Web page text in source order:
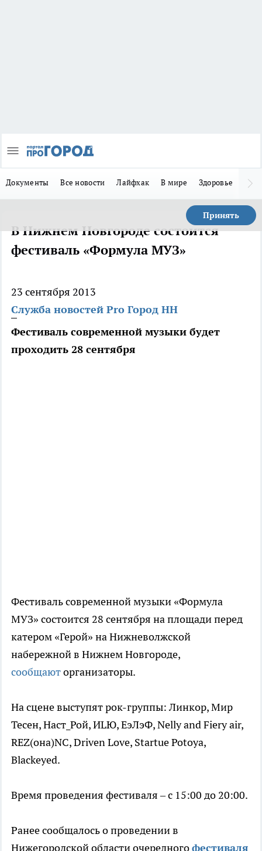
Документы Все новости Лайфхак В мире Здоровье
Принять
В Нижнем Новгороде состоится
фестиваль «Формула МУЗ»
23 сентября 2013
Служба новостей Pro Город НН
Фестиваль современной музыки будет
проходить 28 сентября
Фестиваль современной музыки «Формула
МУЗ» состоится 28 сентября на площади перед
катером «Герой» на Нижневолжской
набережной в Нижнем Новгороде,
сообщаюторганизаторы.
На сцене выступят рок-группы: Линкор, Мир
Тесен, Наст_Рой, ИLЮ, ЕэЛэФ, Nelly and Fiery air,
REZ(она)NC, Driven Love, Startue Potoya,
Blackeyed.
Время проведения фестиваля – с 15:00 до 20:00.
Ранее сообщалось о проведении в
Нижегородской области очередногофестиваля